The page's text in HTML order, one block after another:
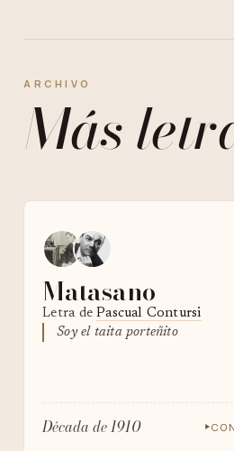
ARCHIVO
Más
Matasano
Letra dePascual Contursi
Soy el taita porteñito
Década de 1910